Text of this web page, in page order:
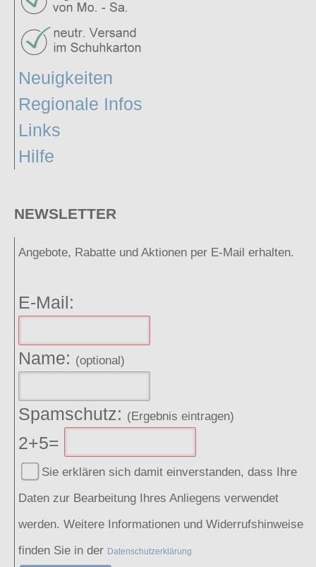
Neuigkeiten
Regionale Infos
Links
Hilfe
NEWSLETTER
Angebote, Rabatte und Aktionen per E-Mail erhalten.
E-Mail:
Name: (optional)
Spamschutz: (Ergebnis eintragen)
2+5=
Sie erklären sich damit einverstanden, dass Ihre
Daten zur Bearbeitung Ihres Anliegens verwendet
werden. Weitere Informationen und Widerrufshinweise
finden Sie in der Datenschutzerklärung